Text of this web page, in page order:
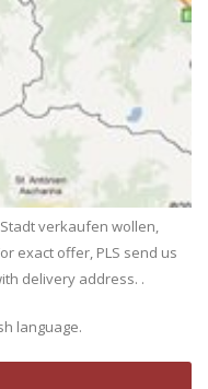
verkaufen wollen,
exact offer, PLS send us
delivery address. .
language.